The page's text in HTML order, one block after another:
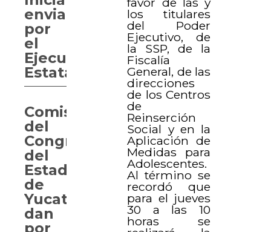
los titulares
del Poder
Ejecutivo, de
la SSP, de la
Fiscalía
General, de las
direcciones
de los Centros
de
Reinserción
Social y en la
Aplicación de
Medidas para
Adolescentes.
Al término se
recordó que
para el jueves
30 a las 10
horas se
enviada
por
el
Ejecutivo
Estata
Comisiones
del
Congreso
del
Estado
de
Yucatán
dan
por